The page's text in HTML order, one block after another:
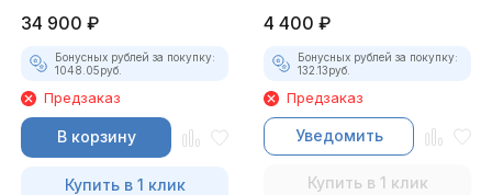
34 900 ₽
Бонусных рублей за покупку:
1048.05руб.
Предзаказ
В корзину
Купить в 1 клик
4 400 ₽
Бонусных рублей за покупку:
132.13руб.
Предзаказ
Уведомить
Купить в 1 клик